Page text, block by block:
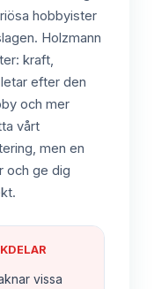
hobbyister
Holzmann
kraft,
efter den
och mer
vårt
men en
och ge dig
vissa